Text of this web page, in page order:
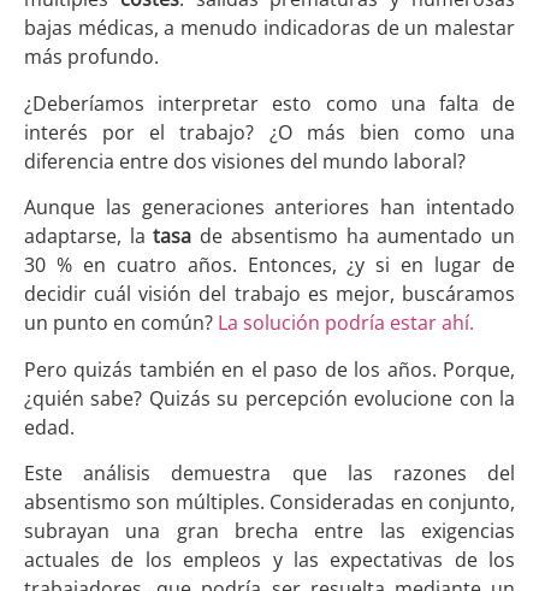
bajas médicas, a menudo indicadoras de un malestar
más profundo.
¿Deberíamos interpretar esto como una falta de
interés por el trabajo? ¿O más bien como una
diferencia entre dos visiones del mundo laboral?
Aunque las generaciones anteriores han intentado
adaptarse, latasa de absentismo ha aumentado un
30 % en cuatro años. Entonces, ¿y si en lugar de
decidir cuál visión del trabajo es mejor, buscáramos
un punto en común? La solución podría estar ahí.
Pero quizás también en el paso de los años. Porque,
¿quién sabe? Quizás su percepción evolucione con la
edad.
Este análisis demuestra que las razones del
absentismo son múltiples. Consideradas en conjunto,
subrayan una gran brecha entre las exigencias
actuales de los empleos y las expectativas de los